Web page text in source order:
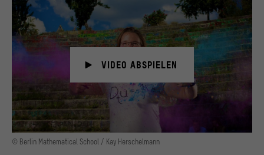
VIDEO ABSPIELEN
© Berlin Mathematical School / Kay Herschelmann